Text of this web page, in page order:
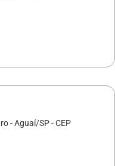
- Aguaí/SP - CEP